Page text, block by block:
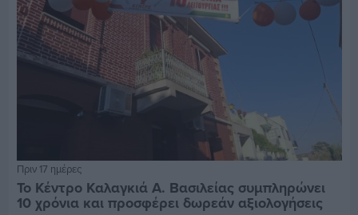
Πριν 17 ημέρες
Το Κέντρο Καλαγκιά Α. Βασιλείας συμπληρώνει
10 χρόνια και προσφέρει δωρεάν αξιολογήσεις